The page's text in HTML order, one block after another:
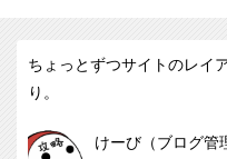
ちょっとずつサイトのレイ
り。
けーび（ブログ管